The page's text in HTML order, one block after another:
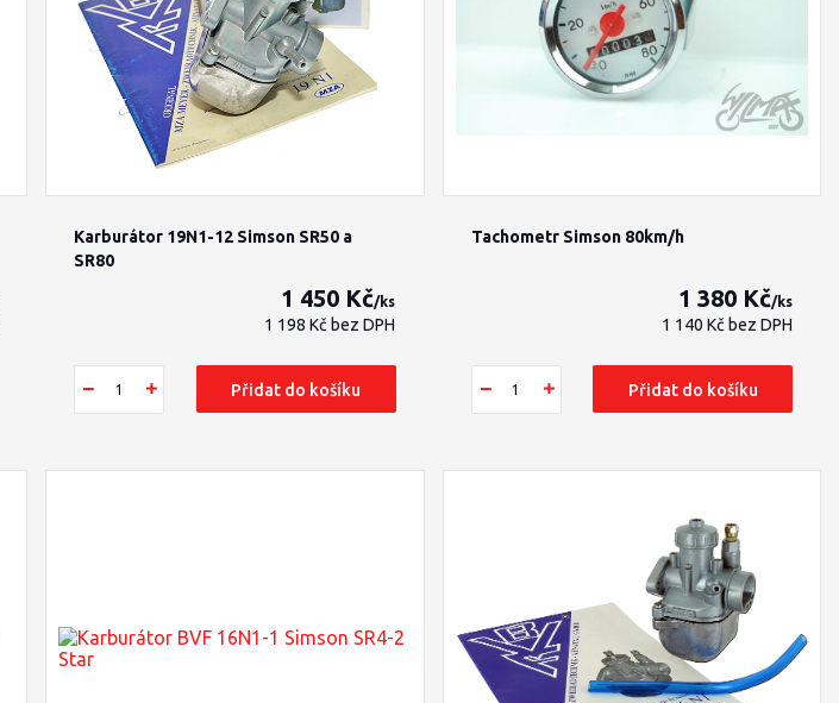
Karburátor 19N1-12 Simson SR50 a
SR80
1 450 Kč/ks
1 198 Kč bez DPH
Přidat do košíku
Tachometr Simson 80km/h
1 380 Kč/ks
1 140 Kč bez DPH
Přidat do košíku